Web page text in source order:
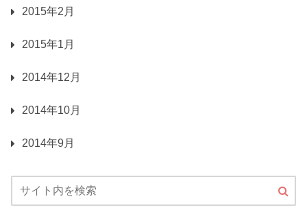
2015年2月
2015年1月
2014年12月
2014年10月
2014年9月